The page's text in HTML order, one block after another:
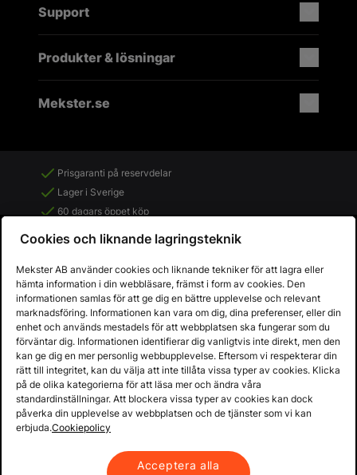
Support
Produkter & lösningar
Mekster.se
Prisgaranti på reservdelar
Lager i Sverige
60 dagars öppet köp
Fria returer
Copyright © 2013 - 2026 - Mekster AB
KöpvillkorIntegritetspolicy
Cookies och liknande lagringsteknik
Mekster AB använder cookies och liknande tekniker för att lagra eller
hämta information i din webbläsare, främst i form av cookies. Den
informationen samlas för att ge dig en bättre upplevelse och relevant
marknadsföring. Informationen kan vara om dig, dina preferenser, eller din
enhet och används mestadels för att webbplatsen ska fungerar som du
förväntar dig. Informationen identifierar dig vanligtvis inte direkt, men den
kan ge dig en mer personlig webbupplevelse. Eftersom vi respekterar din
rätt till integritet, kan du välja att inte tillåta vissa typer av cookies. Klicka
på de olika kategorierna för att läsa mer och ändra våra
standardinställningar. Att blockera vissa typer av cookies kan dock
påverka din upplevelse av webbplatsen och de tjänster som vi kan
erbjuda.Cookiepolicy
Acceptera alla